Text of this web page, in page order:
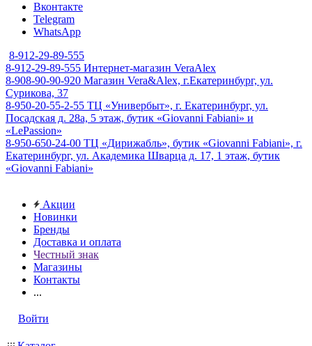
Вконтакте
Telegram
WhatsApp
8-912-29-89-555
8-912-29-89-555 Интернет-магазин VeraAlex
8-908-90-90-920 Магазин Vera&Alex, г.Екатеринбург, ул.
Сурикова, 37
8-950-20-55-2-55 ТЦ «Универбыт», г. Екатеринбург, ул.
Посадская д. 28а, 5 этаж, бутик «Giovanni Fabiani» и
«LePassion»
8-950-650-24-00 ТЦ «Дирижабль», бутик «Giovanni Fabiani», г.
Екатеринбург, ул. Академика Шварца д. 17, 1 этаж, бутик
«Giovanni Fabiani»
Акции
Новинки
Бренды
Доставка и оплата
Честный знак
Магазины
Контакты
...
Войти